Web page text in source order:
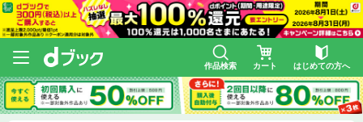
作品検索 カート はじめての方へ